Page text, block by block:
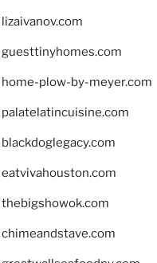
lizaivanov.com
guesttinyhomes.com
home-plow-by-meyer.com
palatelatincuisine.com
blackdoglegacy.com
eatvivahouston.com
thebigshowok.com
chimeandstave.com